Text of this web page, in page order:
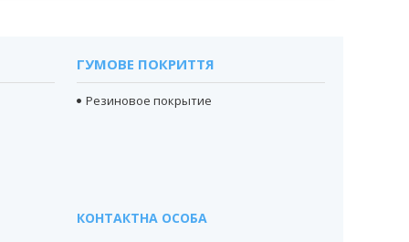
ГУМОВЕ ПОКРИТТЯ
Резиновое покрытие